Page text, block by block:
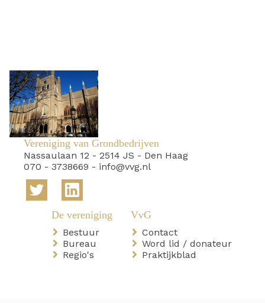
Vereniging van Grondbedrijven
Nassaulaan 12 - 2514 JS - Den Haag
070 - 3738669 - info@vvg.nl
Bestuur
Bureau
Regio's
Contact
Word lid / donateur
Praktijkblad